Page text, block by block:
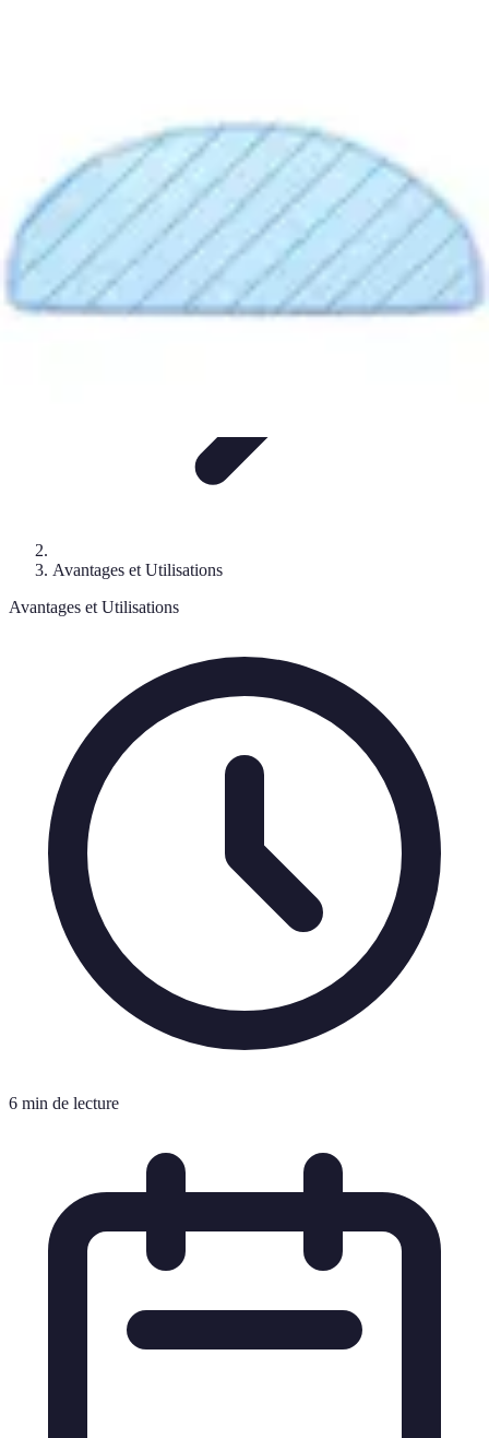
Avantages et Utilisations
Avantages et Utilisations
6 min de lecture